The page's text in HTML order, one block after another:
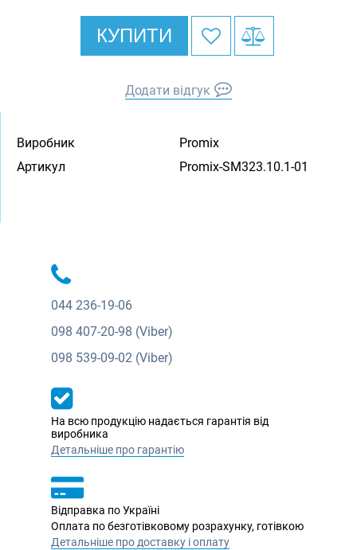
КУПИТИ
Додати відгук
Виробник
Promix
Артикул
Promix-SM323.10.1-01
044 236-19-06
098 407-20-98 (Viber)
098 539-09-02 (Viber)
На всю продукцію надається гарантія від
виробника
Детальніше про гарантію
Відправка по Україні
Оплата по безготівковому розрахунку, готівкою
Детальніше про доставку і оплату